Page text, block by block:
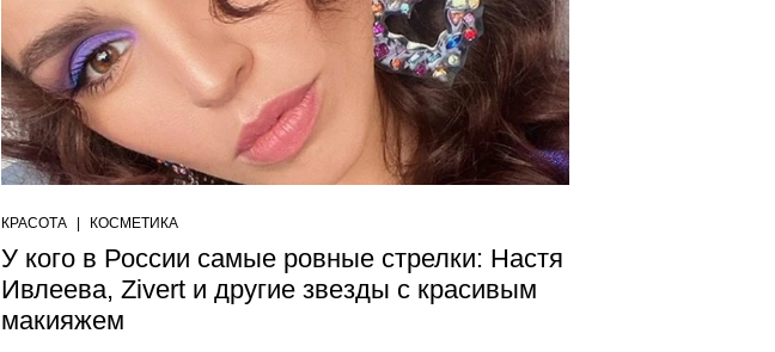
КРАСОТА КОСМЕТИКА
У кого в России самые ровные стрелки: Настя
Ивлеева, Zivert и другие звезды с красивым
макияжем